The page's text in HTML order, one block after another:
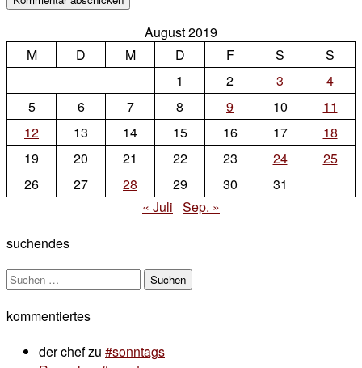
August 2019
M
D M D F S
S
1
2 3
4
5
6 7 8 9 10
11
12
13 14 15 16 17
18
19
20 21 22 23 24
25
26
27 28 29 30
31
« Juli Sep. »
suchendes
Suchen
kommentiertes
der chefzu #sonntags